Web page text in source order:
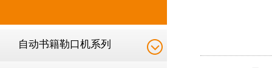
自动书籍勒口机系列